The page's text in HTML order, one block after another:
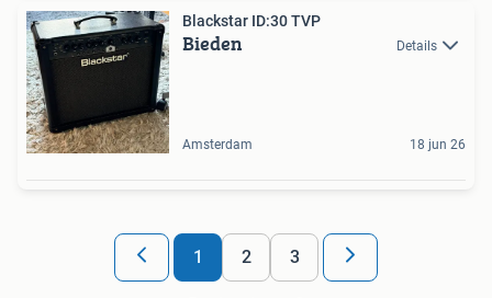
Blackstar ID:30 TVP
Bieden Details
Amsterdam 18 jun 26
1 2 3